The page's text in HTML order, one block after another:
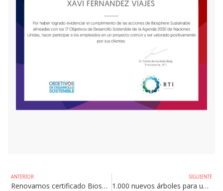
ANTERIOR
Renovamos certificado Biosphere
SIGUIENTE
1.000 nuevos árboles para un futuro más verde